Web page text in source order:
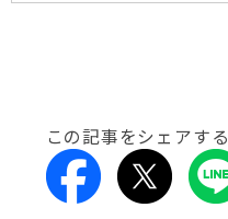
この記事をシェアする